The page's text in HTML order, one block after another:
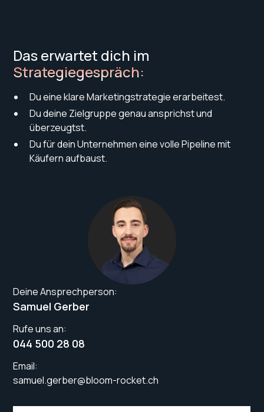
Das erwartet dich im
Strategiegespräch:
Du eine klare Marketingstrategie erarbeitest.
Du deine Zielgruppe genau ansprichst und
überzeugtst.
Du für dein Unternehmen eine volle Pipeline mit
Käufern aufbaust.
Deine Ansprechperson:
Samuel Gerber
Rufe uns an:
044 500 28 08
Email:
samuel.gerber@bloom-rocket.ch